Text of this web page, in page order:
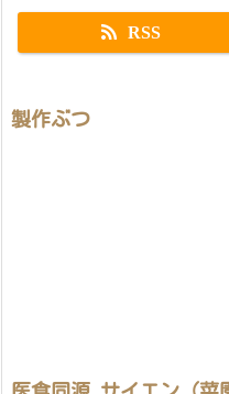
RSS
製作ぶつ